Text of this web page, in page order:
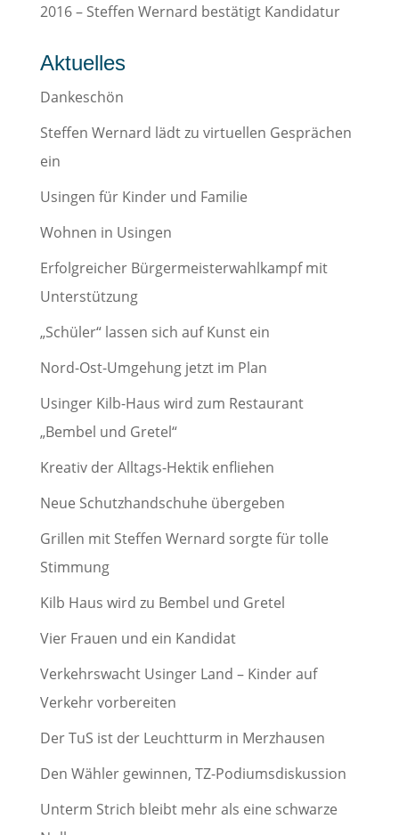
2016 – Steffen Wernard bestätigt Kandidatur
Aktuelles
Dankeschön
Steffen Wernard lädt zu virtuellen Gesprächen
ein
Usingen für Kinder und Familie
Wohnen in Usingen
Erfolgreicher Bürgermeisterwahlkampf mit
Unterstützung
„Schüler“ lassen sich auf Kunst ein
Nord-Ost-Umgehung jetzt im Plan
Usinger Kilb-Haus wird zum Restaurant
„Bembel und Gretel“
Kreativ der Alltags-Hektik enfliehen
Neue Schutzhandschuhe übergeben
Grillen mit Steffen Wernard sorgte für tolle
Stimmung
Kilb Haus wird zu Bembel und Gretel
Vier Frauen und ein Kandidat
Verkehrswacht Usinger Land – Kinder auf
Verkehr vorbereiten
Der TuS ist der Leuchtturm in Merzhausen
Den Wähler gewinnen, TZ-Podiumsdiskussion
Unterm Strich bleibt mehr als eine schwarze